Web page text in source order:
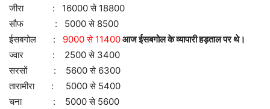
जीरा : 16000 से 18800
सौफ : 5000 से 8500
ईसबगोल : 9000 से 11400आज ईसबगोल के व्यापारी हड़ताल पर थे।
ज्वार : 2500 से 3400
सरसों : 5600 से 6300
तारामीरा : 5000 से 5400
चना : 5000 से 5600